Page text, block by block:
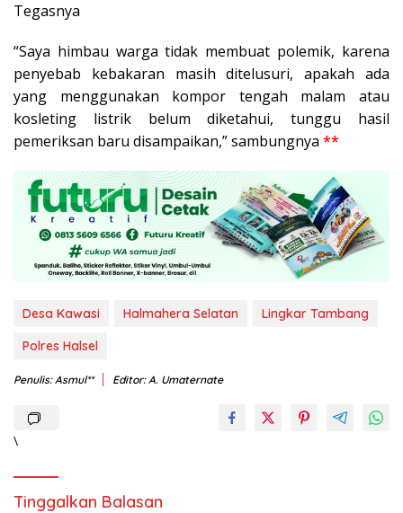
Tegasnya
“Saya himbau warga tidak membuat polemik, karena
penyebab kebakaran masih ditelusuri, apakah ada
yang menggunakan kompor tengah malam atau
kosleting listrik belum diketahui, tunggu hasil
pemeriksan baru disampaikan,” sambungnya **
Desa Kawasi Halmahera Selatan
Lingkar Tambang
Polres Halsel
Penulis: Asmul** Editor: A. Umaternate
\
Tinggalkan Balasan